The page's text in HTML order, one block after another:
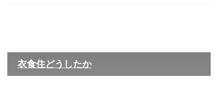
衣食住どうしたか